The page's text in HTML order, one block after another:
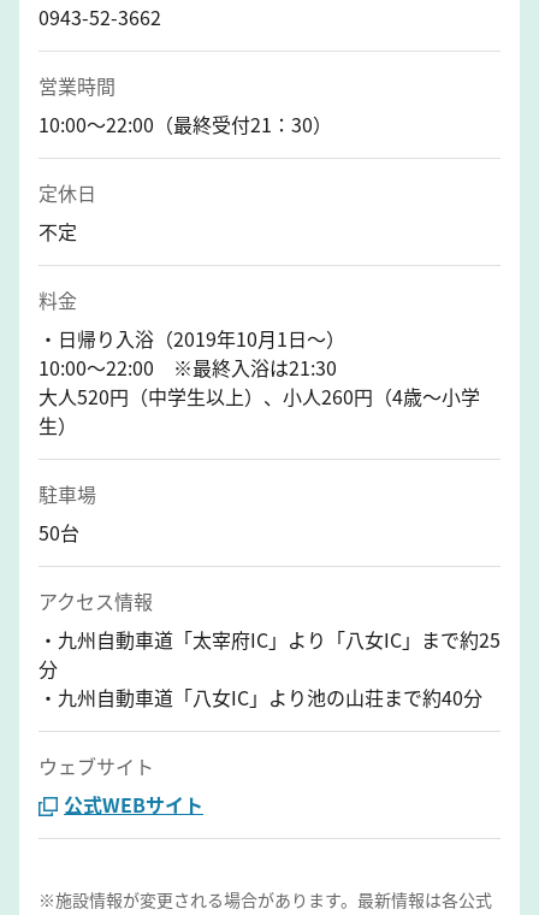
0943-52-3662
営業時間
10:00〜22:00（最終受付21：30）
定休日
不定
料金
・日帰り入浴（2019年10月1日～）
10:00～22:00 ※最終入浴は21:30
大人520円（中学生以上）、小人260円（4歳～小学
生）
駐車場
50台
アクセス情報
・九州自動車道「太宰府IC」より「八女IC」まで約25
分
・九州自動車道「八女IC」より池の山荘まで約40分
ウェブサイト
公式WEBサイト
※施設情報が変更される場合があります。最新情報は各公式